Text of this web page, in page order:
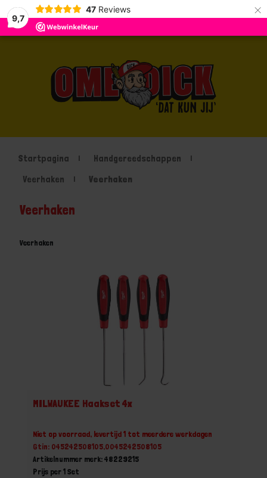
9,7
47 Reviews ×
Startpagina
Handgereedschappen
Veerhaken
Veerhaken
Veerhaken
Veerhaken
MILWAUKEE Haakset 4x
Niet op voorraad, levertijd 1 tot meerdere werkdagen
Gtin: 045242508105,0045242508105
Artikelnummer merk: 48229215
Prijs per 1 Set